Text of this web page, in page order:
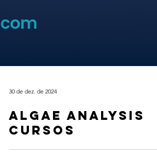
30 de dez. de 2024
Algae Analysis
cursos